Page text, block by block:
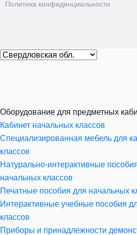
Политика конфиденциальности
Оборудование для предметных
Кабинет начальных классов
Специализированная мебель для
классов
Натурально-интерактивные
начальных классов
Печатные пособия для начальных
Интерактивные учебные пособия
классов
Приборы и принадлежности